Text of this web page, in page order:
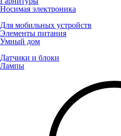
Носимая электроника
Для мобильных устройств
Элементы питания
Умный дом
Датчики и блоки
Лампы